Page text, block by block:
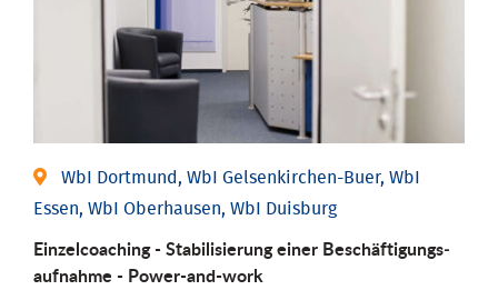
WbI Dortmund, WbI Gelsenkirchen-Buer, WbI
Essen, WbI Oberhausen, WbI Duisburg
Einzel­coaching - Stabili­sierung einer Be­schäftigungs­
aufnahme - Power-and-work